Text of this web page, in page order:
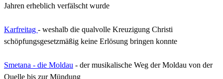
Jahren erheblich verfälscht wurde
Karfreitag - weshalb die qualvolle Kreuzigung Christi
schöpfungsgesetzmäßig keine Erlösung bringen konnte
Smetana - die Moldau - der musikalische Weg der Moldau von der
Quelle bis zur Mündung